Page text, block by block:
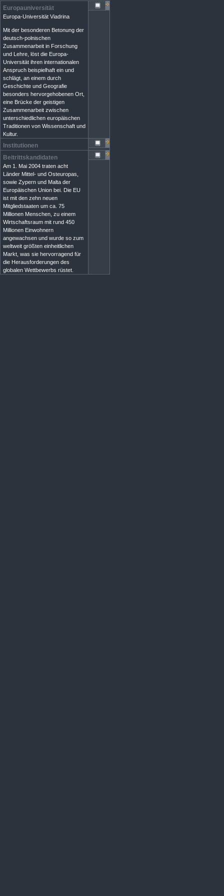
Europauniversität
Europa-Universität Viadrina
Mit der besonderen Betonung der
deutsch-polnischen
Zusammenarbeit in Forschung
und Lehre, löst die Europa-
Universität ihren internationalen
Anspruch beispielhaft ein und
schlägt, an einem durch
Geschichte und Geografie
besonders hervorgehobenen Ort,
eine Brücke der geistigen
Zusammenarbeit zwischen
unterschiedlichen europäischen
Traditionen von Wissenschaft und
Kultur.
Institutionen
Beitrittskandidaten
Am 1. Mai 2004 traten acht
Länder Mittel- und Osteuropas,
sowie Zypern und Malta der
Europäischen Union bei. Die EU
ist mit den zehn neuen
Mitgliedstaaten um ca. 75
Millionen Menschen, zu einem
Wirtschaftsraum mit rund 450
Millionen Einwohnern
angewachsen und wurde so zum
weltweit größten einheitlichen
Markt, was sie hervorragend für
die Herausforderungen des
globalen Wettbewerbs rüstet.